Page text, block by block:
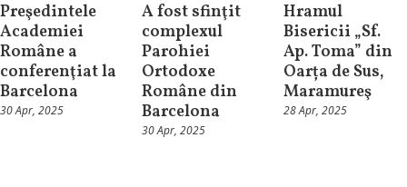
Preşedintele
Academiei
Române a
conferenţiat la
Barcelona
30 Apr, 2025
A fost sfinţit
complexul
Parohiei
Ortodoxe
Române din
Barcelona
30 Apr, 2025
Hramul
Bisericii „Sf.
Ap. Toma” din
Oarța de Sus,
Maramureş
28 Apr, 2025